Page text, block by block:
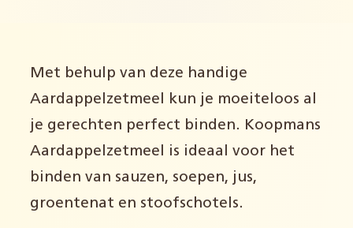
Met behulp van deze handige
Aardappelzetmeel kun je moeiteloos al
je gerechten perfect binden. Koopmans
Aardappelzetmeel is ideaal voor het
binden van sauzen, soepen, jus,
groentenat en stoofschotels.